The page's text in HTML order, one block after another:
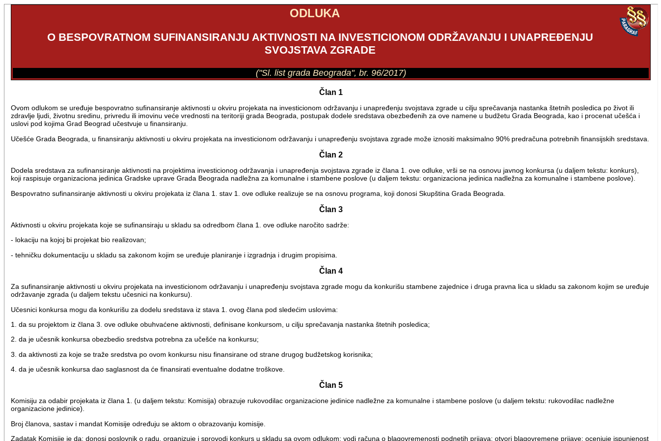
ODLUKA
O BESPOVRATNOM SUFINANSIRANJU AKTIVNOSTI NA INVESTICIONOM ODRŽAVANJU I UNAPREĐENJU
SVOJSTAVA ZGRADE
("Sl. list grada Beograda", br. 96/2017)
Član 1
Ovom odlukom se uređuje bespovratno sufinansiranje aktivnosti u okviru projekata na investicionom održavanju i unapređenju svojstava zgrade u cilju sprečavanja nastanka štetnih posledica po život ili
zdravlje ljudi, životnu sredinu, privredu ili imovinu veće vrednosti na teritoriji grada Beograda, postupak dodele sredstava obezbeđenih za ove namene u budžetu Grada Beograda, kao i procenat učešća i
uslovi pod kojima Grad Beograd učestvuje u finansiranju.
Učešće Grada Beograda, u finansiranju aktivnosti u okviru projekata na investicionom održavanju i unapređenju svojstava zgrade može iznositi maksimalno 90% predračuna potrebnih finansijskih sredstava.
Član 2
Dodela sredstava za sufinansiranje aktivnosti na projektima investicionog održavanja i unapređenja svojstava zgrade iz člana 1. ove odluke, vrši se na osnovu javnog konkursa (u daljem tekstu: konkurs),
koji raspisuje organizaciona jedinica Gradske uprave Grada Beograda nadležna za komunalne i stambene poslove (u daljem tekstu: organizaciona jedinica nadležna za komunalne i stambene poslove).
Bespovratno sufinansiranje aktivnosti u okviru projekata iz člana 1. stav 1. ove odluke realizuje se na osnovu programa, koji donosi Skupština Grada Beograda.
Član 3
Aktivnosti u okviru projekata koje se sufinansiraju u skladu sa odredbom člana 1. ove odluke naročito sadrže:
- lokaciju na kojoj bi projekat bio realizovan;
- tehničku dokumentaciju u skladu sa zakonom kojim se uređuje planiranje i izgradnja i drugim propisima.
Član 4
Za sufinansiranje aktivnosti u okviru projekata na investicionom održavanju i unapređenju svojstava zgrade mogu da konkurišu stambene zajednice i druga pravna lica u skladu sa zakonom kojim se uređuje
održavanje zgrada (u daljem tekstu učesnici na konkursu).
Učesnici konkursa mogu da konkurišu za dodelu sredstava iz stava 1. ovog člana pod sledećim uslovima:
1. da su projektom iz člana 3. ove odluke obuhvaćene aktivnosti, definisane konkursom, u cilju sprečavanja nastanka štetnih posledica;
2. da je učesnik konkursa obezbedio sredstva potrebna za učešće na konkursu;
3. da aktivnosti za koje se traže sredstva po ovom konkursu nisu finansirane od strane drugog budžetskog korisnika;
4. da je učesnik konkursa dao saglasnost da će finansirati eventualne dodatne troškove.
Član 5
Komisiju za odabir projekata iz člana 1. (u daljem tekstu: Komisija) obrazuje rukovodilac organizacione jedinice nadležne za komunalne i stambene poslove (u daljem tekstu: rukovodilac nadležne
organizacione jedinice).
Broj članova, sastav i mandat Komisije određuju se aktom o obrazovanju komisije.
Zadatak Komisije je da: donosi poslovnik o radu, organizuje i sprovodi konkurs u skladu sa ovom odlukom; vodi računa o blagovremenosti podnetih prijava; otvori blagovremene prijave; ocenjuje ispunjenost